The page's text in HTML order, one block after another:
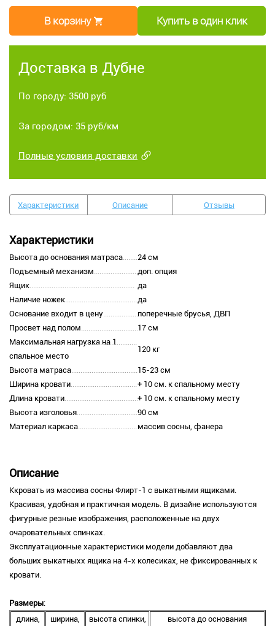
В корзину Купить в один клик
Доставка в Дубне
По городу: 3500 руб
За городом: 35 руб/км
Полные условия доставки
Характеристики Описание Отзывы
Характеристики
Высота до основания матраса
24 см
Подъемный механизм
доп. опция
Ящик
да
Наличие ножек
да
Основание входит в цену
поперечные брусья, ДВП
Просвет над полом
17 см
Максимальная нагрузка на 1
спальное место
120 кг
Высота матраса
15-23 см
Ширина кровати
+ 10 см. к спальному месту
Длина кровати
+ 10 см. к спальному месту
Высота изголовья
90 см
Материал каркаса
массив сосны, фанера
Описание
Ккровать из массива сосны Флирт-1 с выкатными ящиками.
Красивая, удобная и практичная модель. В дизайне используются
фигурные резные изображения, расположенные на двух
очаровательных спинках.
Эксплуатационные характеристики модели добавляют два
больших выкатныхх ящика на 4-х колесиках, не фиксированных к
кровати.
Размеры:
длина,
ширина, высота спинки, высота до основания